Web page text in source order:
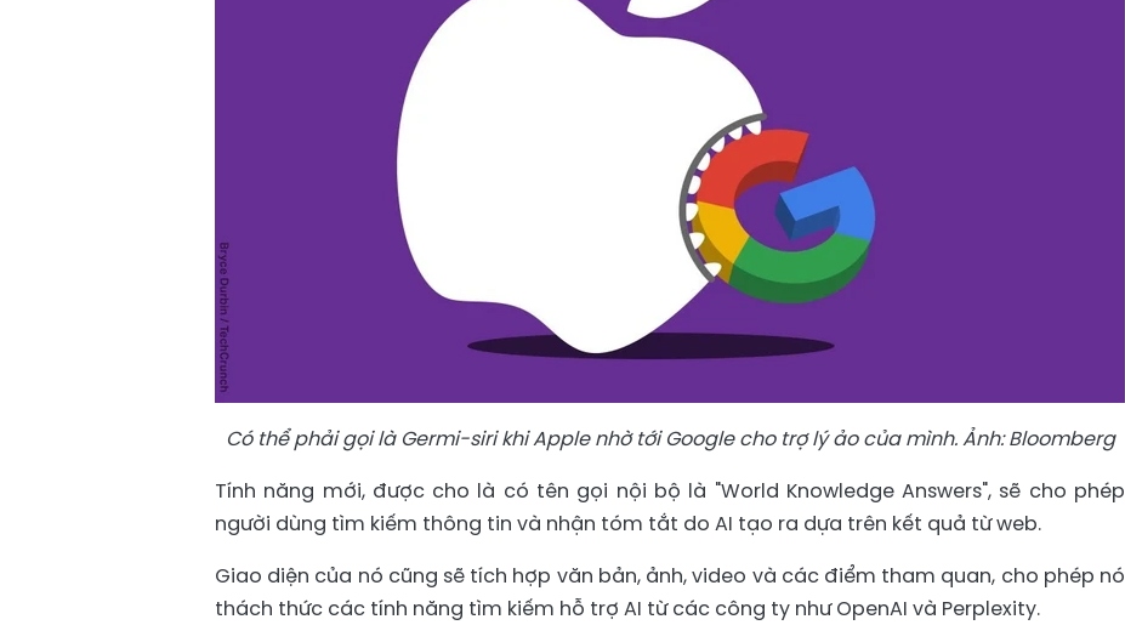
Có thể phải gọi là Germi-siri khi Apple nhờ tới Google cho trợ lý ảo của mình. Ảnh: Bloomberg
Tính năng mới, được cho là có tên gọi nội bộ là "World Knowledge Answers", sẽ cho phép
người dùng tìm kiếm thông tin và nhận tóm tắt do AI tạo ra dựa trên kết quả từ web.
Giao diện của nó cũng sẽ tích hợp văn bản, ảnh, video và các điểm tham quan, cho phép nó
thách thức các tính năng tìm kiếm hỗ trợ AI từ các công ty như OpenAI và Perplexity.